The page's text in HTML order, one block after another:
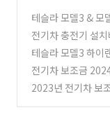
테슬라 모델3 & 모
(1)
전기차 충전기 설
(1)
테슬라 모델3 하이
매가는 얼마?
(0)
전기차 보조금
2023년 전기차 보